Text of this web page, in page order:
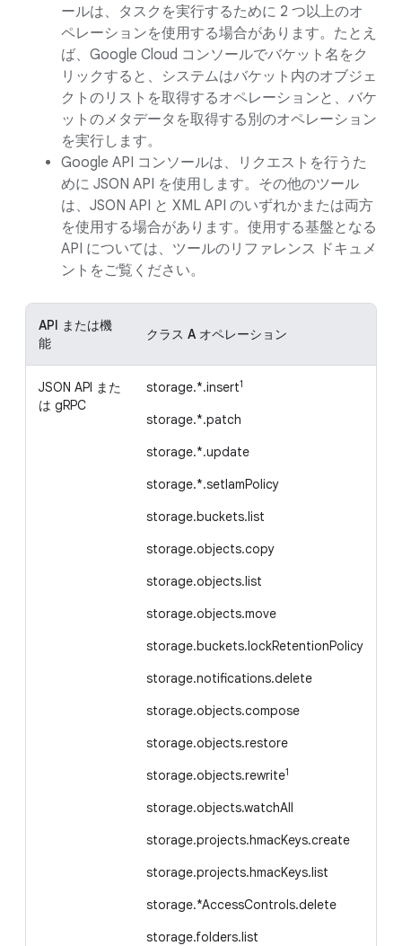
ールは、タスクを実行するために 2 つ以上のオ
ペレーションを使用する場合があります。たとえ
ば、Google Cloud コンソールでバケット名をク
リックすると、システムはバケット内のオブジェ
クトのリストを取得するオペレーションと、バケ
ットのメタデータを取得する別のオペレーション
を実行します。
Google API コンソールは、リクエストを行うた
めに JSON API を使用します。その他のツール
は、JSON API と XML API のいずれかまたは両方
を使用する場合があります。使用する基盤となる
API については、ツールのリファレンス ドキュメ
ントをご覧ください。
API または機
能
クラス A オペレーション
JSON API また
は gRPC
storage.*.insert1
storage.*.patch
storage.*.update
storage.*.setIamPolicy
storage.buckets.list
storage.objects.copy
storage.objects.list
storage.objects.move
storage.buckets.lockRetentionPolicy
storage.notifications.delete
storage.objects.compose
storage.objects.restore
storage.objects.rewrite1
storage.objects.watchAll
storage.projects.hmacKeys.create
storage.projects.hmacKeys.list
storage.*AccessControls.delete
storage.folders.list